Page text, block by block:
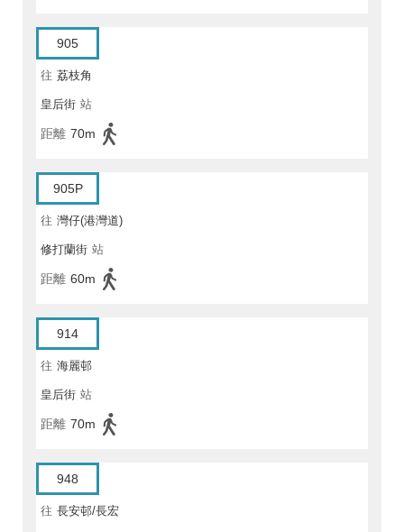
905
往 荔枝角
皇后街 站
距離 70m
905P
往 灣仔(港灣道)
修打蘭街 站
距離 60m
914
往 海麗邨
皇后街 站
距離 70m
948
往 長安邨/長宏